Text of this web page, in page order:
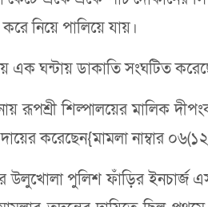
নিয়ে পালিয়ে যায়।
এক ঘন্টায় ডাকাতি সংঘটিত
রূপশ্রী শিল্পালয়ের মালিক
করেছেন{মামলা নাম্বার
উলুখোলা পুলিশ ফাঁড়ির ইনচার্জ